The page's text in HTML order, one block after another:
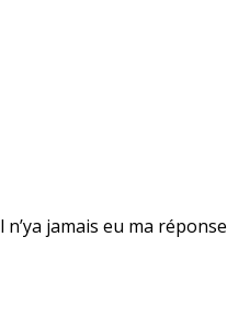
jamais eu ma réponse